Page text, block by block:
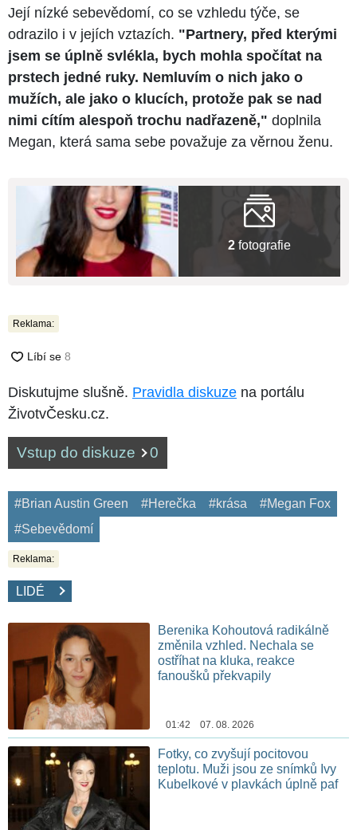
Její nízké sebevědomí, co se vzhledu týče, se
odrazilo i v jejích vztazích. "Partnery, před kterými
jsem se úplně svlékla, bych mohla spočítat na
prstech jedné ruky. Nemluvím o nich jako o
mužích, ale jako o klucích, protože pak se nad
nimi cítím alespoň trochu nadřazeně," doplnila
Megan, která sama sebe považuje za věrnou ženu.
2 fotografie
Reklama:
Diskutujme slušně. Pravidla diskuze na portálu
ŽivotvČesku.cz.
Vstup do diskuze 0
#Brian Austin Green #Herečka #krása
#Megan Fox
#Sebevědomí
Reklama:
LIDÉ
Berenika Kohoutová radikálně
změnila vzhled. Nechala se
ostříhat na kluka, reakce
fanoušků překvapily
01:42 07. 08. 2026
Fotky, co zvyšují pocitovou
teplotu. Muži jsou ze snímků Ivy
Kubelkové v plavkách úplně paf